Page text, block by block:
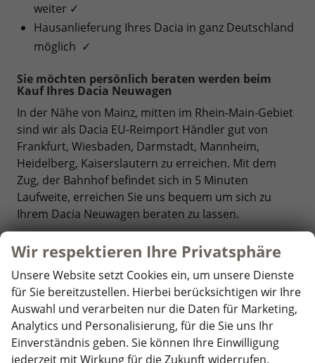
weiter ✓
Hausanlieferung Ihres Dacia in ganz Deutschland
möglich ✓
Sie möchten persönlich beraten werden beim
Kauf Ihres Dacia Neuwagen
In der Nähe von Mainz, mitten im Rhein-Main-Gebiet
sind wir als Dacia EU-Reimport Händler gut von
Frankfurt, Wiesbaden, Darmstadt, Mannheim,
Heidelberg, Kaiserslautern zu erreichen. Mit dem
Zug, der Bahnhof befindet sich in 5 Minuten
Laufweite, erreichen Sie uns bequem um sich zu
Ihrem Dacia Neuwagen beraten zu lassen.
Wir respektieren Ihre Privatsphäre
Unsere Website setzt Cookies ein, um unsere Dienste
für Sie bereitzustellen. Hierbei berücksichtigen wir Ihre
Auswahl und verarbeiten nur die Daten für Marketing,
Analytics und Personalisierung, für die Sie uns Ihr
Einverständnis geben. Sie können Ihre Einwilligung
jederzeit mit Wirkung für die Zukunft widerrufen.